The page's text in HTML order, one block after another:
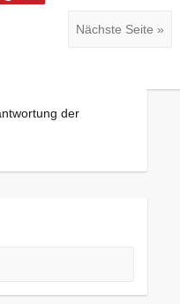
Nächste Seite »
der